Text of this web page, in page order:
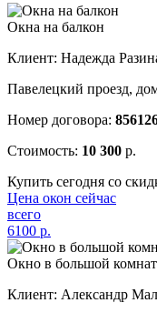
Окна на балкон
Клиент: Надежда
Павелецкий проезд,
Номер договора:
Стоимость: 10 300 р.
Купить сегодня со
Цена окон сейчас
всего
6100 р.
Окно в большой
Клиент: Александр